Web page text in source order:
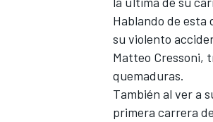
Hablando de esta
su violento
Matteo Cressoni,
quemaduras.
También al ver a
primera carrera